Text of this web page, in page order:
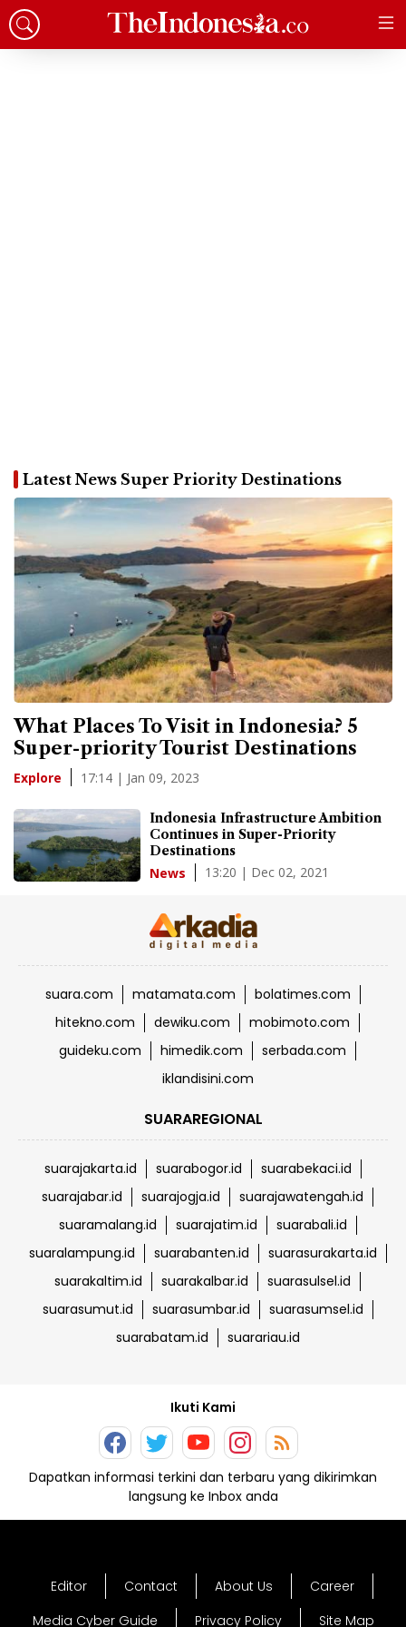
Latest News Super Priority Destinations
What Places To Visit in Indonesia? 5
Super-priority Tourist Destinations
Explore 17:14 | Jan 09, 2023
Indonesia Infrastructure Ambition
Continues in Super-Priority
Destinations
News 13:20 | Dec 02, 2021
suara.com matamata.com
bolatimes.com
hitekno.com
dewiku.com
mobimoto.com
guideku.com
himedik.com
serbada.com
iklandisini.com
SUARAREGIONAL
suarajakarta.id suarabogor.id
suarabekaci.id
suarajabar.id
suarajogja.id
suarajawatengah.id
suaramalang.id
suarajatim.id
suarabali.id
suaralampung.id
suarabanten.id
suarasurakarta.id
suarakaltim.id
suarakalbar.id
suarasulsel.id
suarasumut.id
suarasumbar.id
suarasumsel.id
suarabatam.id
suarariau.id
Ikuti Kami
Dapatkan informasi terkini dan terbaru yang dikirimkan
langsung ke Inbox anda
Editor Contact About Us
Career
Media Cyber Guide
Privacy Policy Site Map